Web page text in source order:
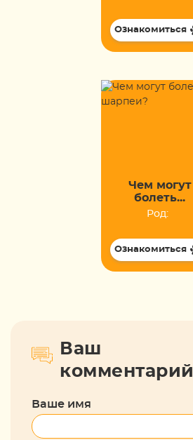
Ознакомиться
Чем могут
болеть...
Род:
Ознакомиться
Ваш
комментарий
Ваше имя